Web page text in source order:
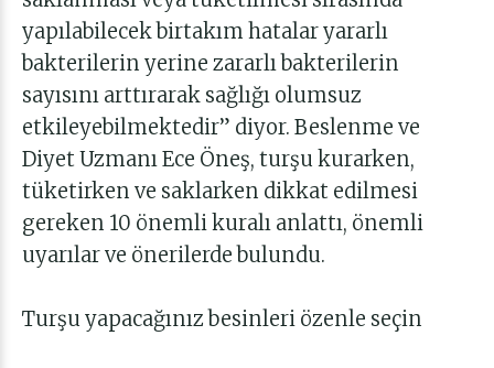
yapılabilecek birtakım hatalar yararlı
bakterilerin yerine zararlı bakterilerin
sayısını arttırarak sağlığı olumsuz
etkileyebilmektedir” diyor. Beslenme ve
Diyet Uzmanı Ece Öneş, turşu kurarken,
tüketirken ve saklarken dikkat edilmesi
gereken 10 önemli kuralı anlattı, önemli
uyarılar ve önerilerde bulundu.
Turşu yapacağınız besinleri özenle seçin